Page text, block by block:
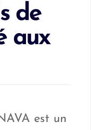
de
aux
est un